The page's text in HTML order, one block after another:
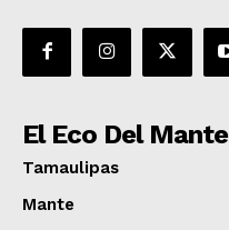
El Eco Del Mante
Tamaulipas
Mante